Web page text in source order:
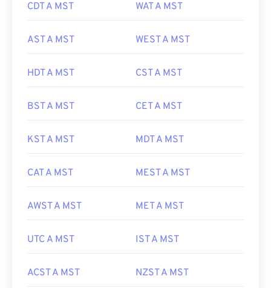
CDT A MST WAT A MST
AST A MST WEST A MST
HDT A MST CST A MST
BST A MST CET A MST
KST A MST MDT A MST
CAT A MST MEST A MST
AWST A MST MET A MST
UTC A MST IST A MST
ACST A MST NZST A MST